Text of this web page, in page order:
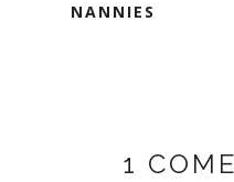
NANNIES
1